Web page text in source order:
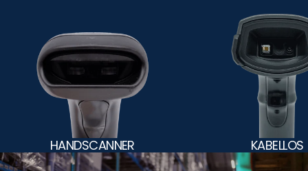
HANDSCANNER KABELLOS